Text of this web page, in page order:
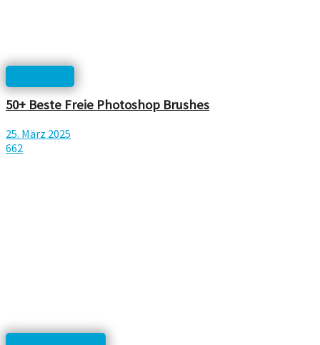
50+ Beste Freie Photoshop Brushes
25. März 2025
662